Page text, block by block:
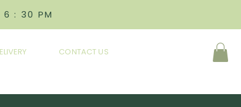
6 : 30 PM
CONTACT US